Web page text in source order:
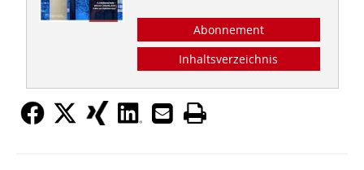
Abonnement
Inhaltsverzeichnis